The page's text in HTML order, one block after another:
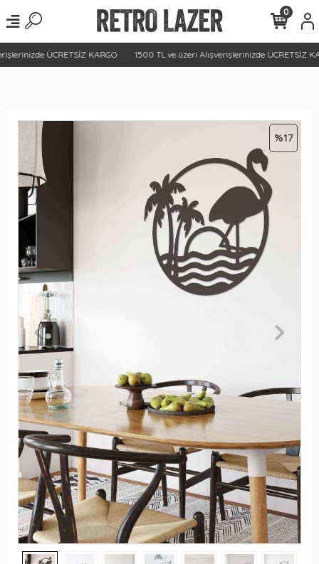
ÜCRETSİZ KARGO 1500 TL ve üzeri Alışverişlerinizde ÜCRETSİZ
0
%17